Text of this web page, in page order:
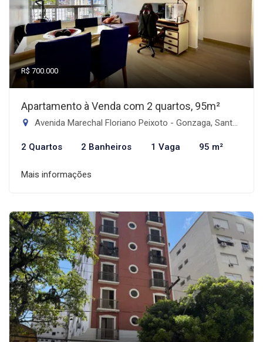
R$ 700.000
Apartamento à Venda com 2 quartos, 95m²
Avenida Marechal Floriano Peixoto - Gonzaga, Santos-SP
2 Quartos 2 Banheiros 1 Vaga 95 m²
Mais informações